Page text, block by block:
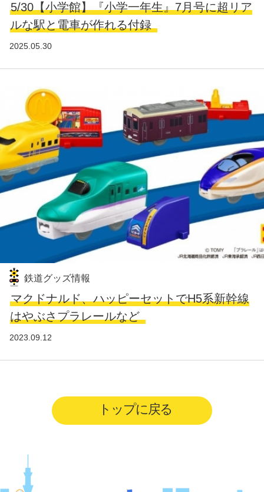
5/30【小学館】『小学一年生』7月号に超リア
ルな駅と電車が作れる付録
2025.05.30
鉄道グッズ情報
マクドナルド、ハッピーセットでH5系新幹線
はやぶさプラレールなど
2023.09.12
トップに戻る